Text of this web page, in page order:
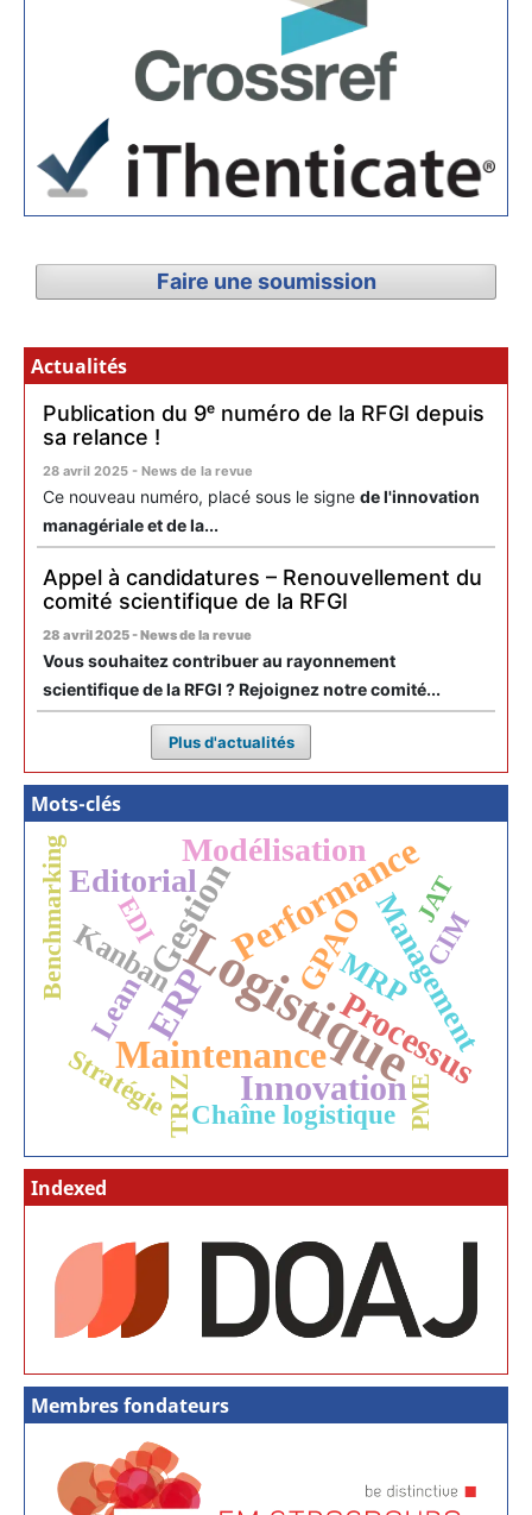
Faire une soumission
Actualités
Publication du 9ᵉ numéro de la RFGI depuis
sa relance !
28 avril 2025 - News de la revue
Ce nouveau numéro, placé sous le signe de l'innovation
managériale et de la...
Appel à candidatures – Renouvellement du
comité scientifique de la RFGI
28 avril 2025 - News de la revue
Vous souhaitez contribuer au rayonnement
scientifique de la RFGI ? Rejoignez notre comité...
Plus d'actualités
Mots-clés
Logistique
Maintenance
Gestion
ERP
Performance
Processus
Innovation
Editorial
Modélisation
GPAO
Kanban MRP
Management
Lean
Chaîne logistique
CIM
Stratégie
Benchmarking
TRIZ PME
EDI JAT
Indexed
Membres fondateurs